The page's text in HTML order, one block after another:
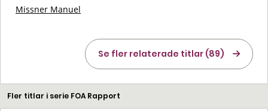
Missner Manuel
Se fler relaterade titlar (89)
Fler titlar i serie FOA Rapport